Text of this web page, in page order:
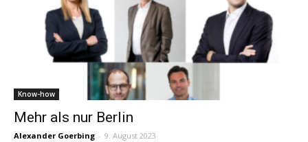
Know-how
Mehr als nur Berlin
Alexander Goerbing - 9. August 2023